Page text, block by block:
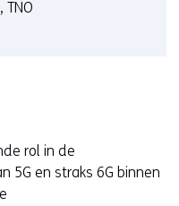
rol in de
5G en straks 6G binnen